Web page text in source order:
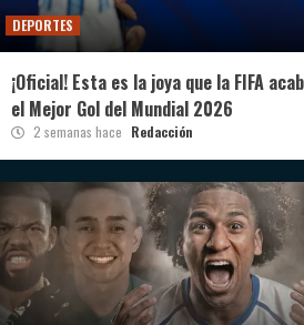
DEPORTES
¡Oficial! Esta es la joya que la FIFA
el Mejor Gol del Mundial 2026
2 semanas hace Redacción